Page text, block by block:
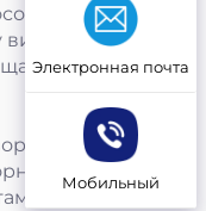
по
Электронная почта
Мобильный